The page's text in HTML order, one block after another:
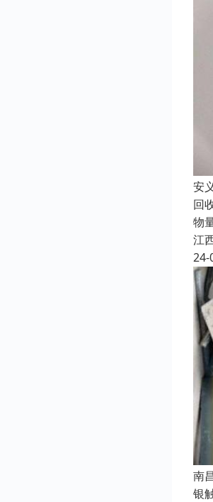
安
回
物
江
24-
南
银